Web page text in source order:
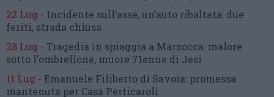
22 Lug - Incidente sull’asse, un’auto ribaltata: due
feriti, strada chiusa
28 Lug - Tragedia in spiaggia a Marzocca: malore
sotto l’ombrellone, muore 71enne di Jesi
11 Lug - Emanuele Filiberto di Savoia: promessa
mantenuta per Casa Perticaroli